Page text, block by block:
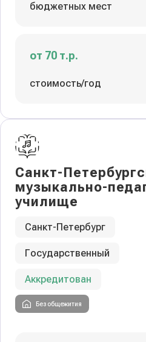
бюджетных мест
от 70 т.р.
стоимость/год
Санкт-
музыкально-
училище
Санкт-Петербург
Государственный
Аккредитован
Без общежития